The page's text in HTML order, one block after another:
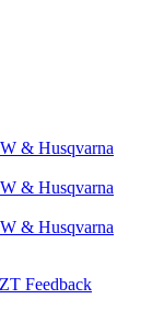
Feedback